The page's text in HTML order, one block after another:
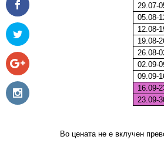
29.07-
05.08-
12.08-
19.08-
26.08-
02.09-
09.09-
16.09-
23.09-
Во цената не е вклучен